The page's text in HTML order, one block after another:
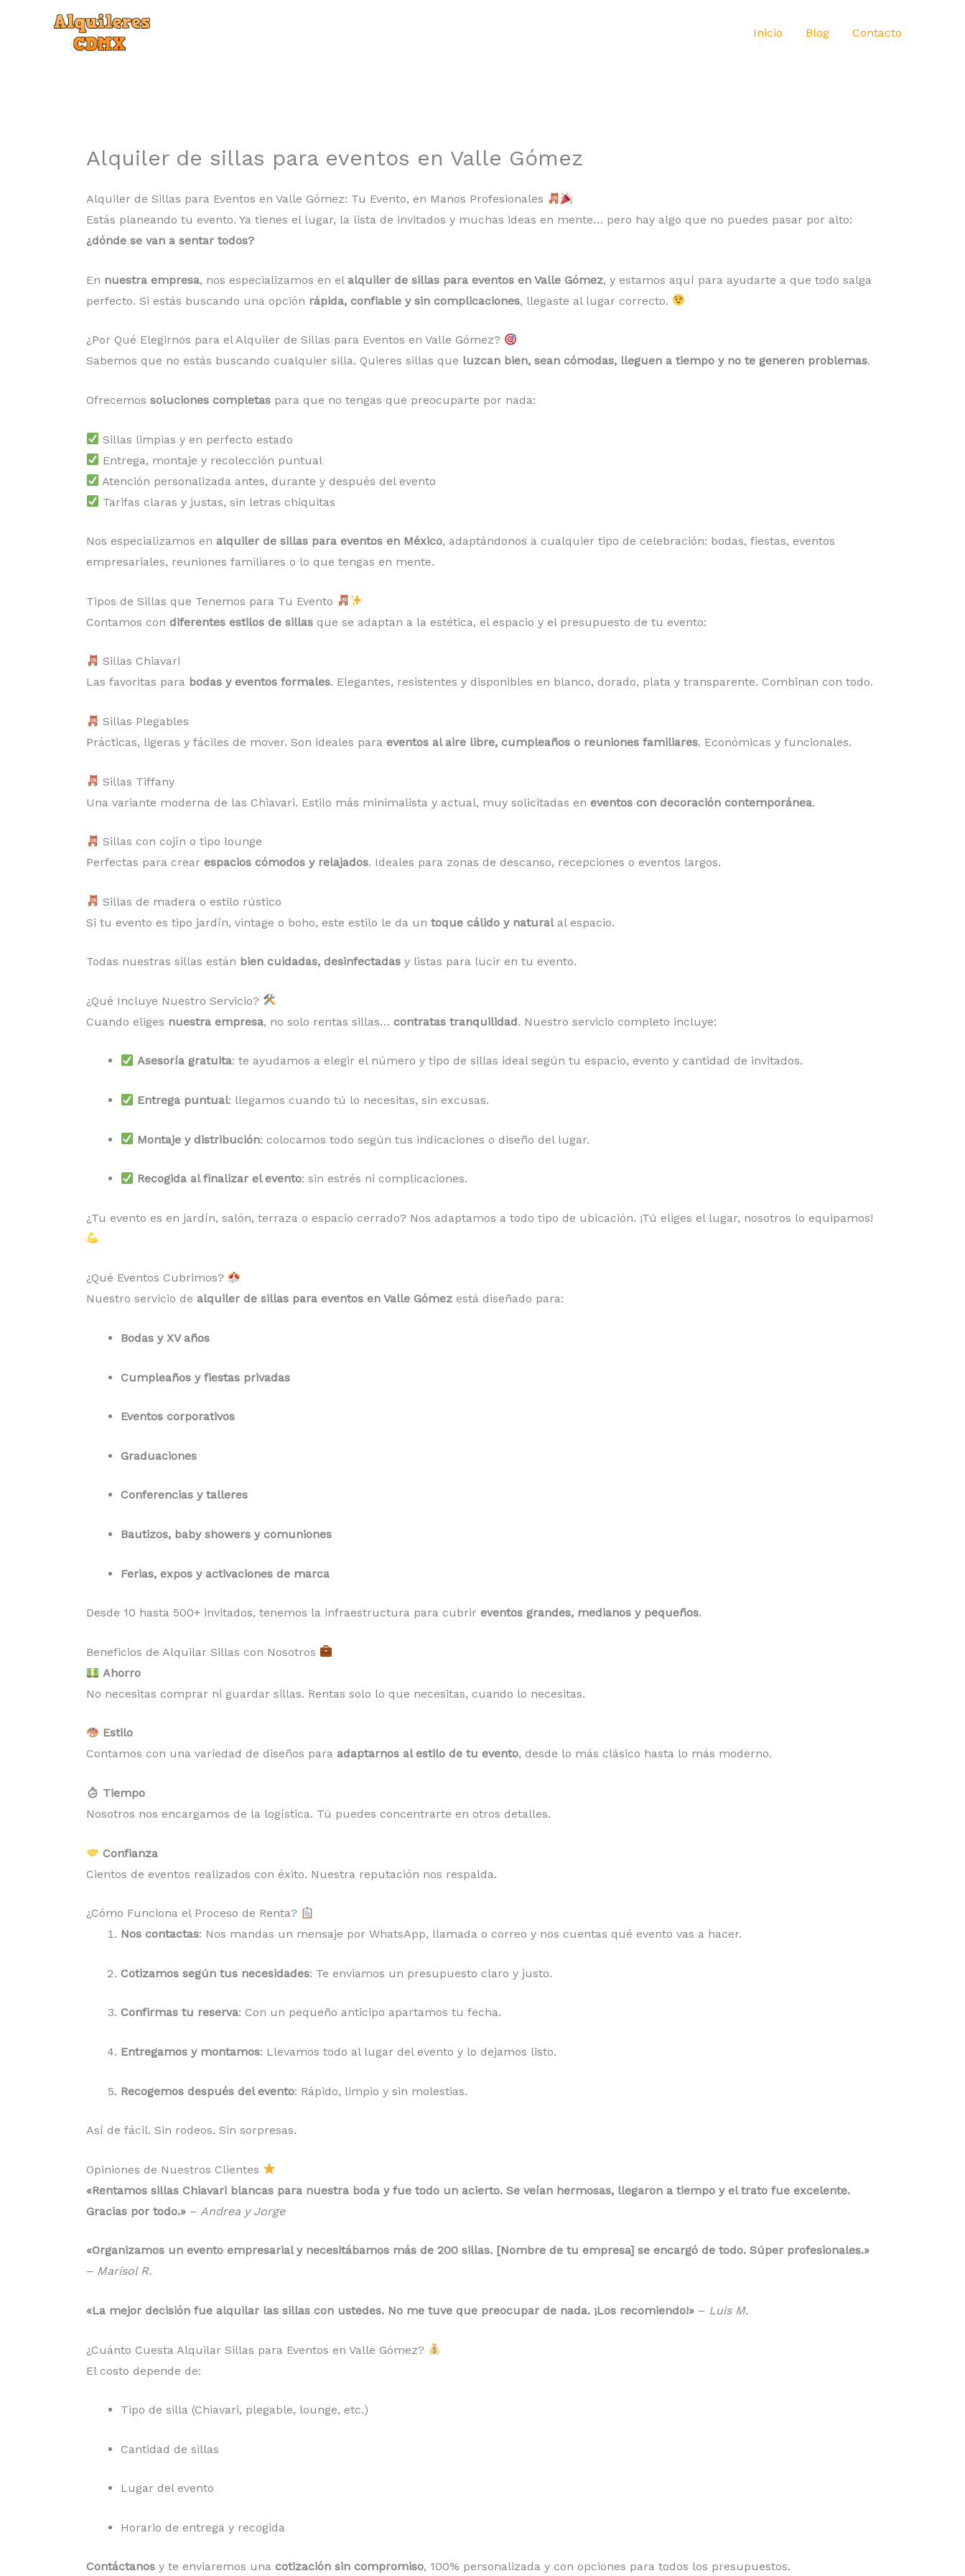
Inicio Blog Contacto
Alquiler de sillas para eventos en Valle Gómez
Alquiler de Sillas para Eventos en Valle Gómez: Tu Evento, en Manos Profesionales
Estás planeando tu evento. Ya tienes el lugar, la lista de invitados y muchas ideas en mente… pero hay algo que no puedes pasar por alto:
¿dónde se van a sentar todos?
En nuestra empresa, nos especializamos en el alquiler de sillas para eventos en Valle Gómez, y estamos aquí para ayudarte a que todo salga
perfecto. Si estás buscando una opción rápida, confiable y sin complicaciones, llegaste al lugar correcto.
¿Por Qué Elegirnos para el Alquiler de Sillas para Eventos en Valle Gómez?
Sabemos que no estás buscando cualquier silla. Quieres sillas que luzcan bien, sean cómodas, lleguen a tiempo y no te generen problemas.
Ofrecemos soluciones completas para que no tengas que preocuparte por nada:
Sillas limpias y en perfecto estado
Entrega, montaje y recolección puntual
Atención personalizada antes, durante y después del evento
Tarifas claras y justas, sin letras chiquitas
Nos especializamos en alquiler de sillas para eventos en México, adaptándonos a cualquier tipo de celebración: bodas, fiestas, eventos
empresariales, reuniones familiares o lo que tengas en mente.
Tipos de Sillas que Tenemos para Tu Evento
Contamos con diferentes estilos de sillas que se adaptan a la estética, el espacio y el presupuesto de tu evento:
Sillas Chiavari
Las favoritas para bodas y eventos formales. Elegantes, resistentes y disponibles en blanco, dorado, plata y transparente. Combinan con todo.
Sillas Plegables
Prácticas, ligeras y fáciles de mover. Son ideales para eventos al aire libre, cumpleaños o reuniones familiares. Económicas y funcionales.
Sillas Tiffany
Una variante moderna de las Chiavari. Estilo más minimalista y actual, muy solicitadas en eventos con decoración contemporánea.
Sillas con cojín o tipo lounge
Perfectas para crear espacios cómodos y relajados. Ideales para zonas de descanso, recepciones o eventos largos.
Sillas de madera o estilo rústico
Si tu evento es tipo jardín, vintage o boho, este estilo le da un toque cálido y naturalal espacio.
Todas nuestras sillas están bien cuidadas, desinfectadas y listas para lucir en tu evento.
¿Qué Incluye Nuestro Servicio?
Cuando eliges nuestra empresa, no solo rentas sillas… contratas tranquilidad. Nuestro servicio completo incluye:
Asesoría gratuita: te ayudamos a elegir el número y tipo de sillas ideal según tu espacio, evento y cantidad de invitados.
Entrega puntual: llegamos cuando tú lo necesitas, sin excusas.
Montaje y distribución: colocamos todo según tus indicaciones o diseño del lugar.
Recogida al finalizar el evento: sin estrés ni complicaciones.
¿Tu evento es en jardín, salón, terraza o espacio cerrado? Nos adaptamos a todo tipo de ubicación. ¡Tú eliges el lugar, nosotros lo equipamos!
¿Qué Eventos Cubrimos?
Nuestro servicio de alquiler de sillas para eventos en Valle Gómez está diseñado para:
Bodas y XV años
Cumpleaños y fiestas privadas
Eventos corporativos
Graduaciones
Conferencias y talleres
Bautizos, baby showers y comuniones
Ferias, expos y activaciones de marca
Desde 10 hasta 500+ invitados, tenemos la infraestructura para cubrir eventos grandes, medianos y pequeños.
Beneficios de Alquilar Sillas con Nosotros
Ahorro
No necesitas comprar ni guardar sillas. Rentas solo lo que necesitas, cuando lo necesitas.
Estilo
Contamos con una variedad de diseños para adaptarnos al estilo de tu evento, desde lo más clásico hasta lo más moderno.
Tiempo
Nosotros nos encargamos de la logística. Tú puedes concentrarte en otros detalles.
Confianza
Cientos de eventos realizados con éxito. Nuestra reputación nos respalda.
¿Cómo Funciona el Proceso de Renta?
Nos contactas: Nos mandas un mensaje por WhatsApp, llamada o correo y nos cuentas qué evento vas a hacer.
Cotizamos según tus necesidades: Te enviamos un presupuesto claro y justo.
Confirmas tu reserva: Con un pequeño anticipo apartamos tu fecha.
Entregamos y montamos: Llevamos todo al lugar del evento y lo dejamos listo.
Recogemos después del evento: Rápido, limpio y sin molestias.
Así de fácil. Sin rodeos. Sin sorpresas.
Opiniones de Nuestros Clientes
«Rentamos sillas Chiavari blancas para nuestra boda y fue todo un acierto. Se veían hermosas, llegaron a tiempo y el trato fue excelente.
Gracias por todo.» – Andrea y Jorge
«Organizamos un evento empresarial y necesitábamos más de 200 sillas. [Nombre de tu empresa] se encargó de todo. Súper profesionales.»
– Marisol R.
«La mejor decisión fue alquilar las sillas con ustedes. No me tuve que preocupar de nada. ¡Los recomiendo!» – Luis M.
¿Cuánto Cuesta Alquilar Sillas para Eventos en Valle Gómez?
El costo depende de:
Tipo de silla (Chiavari, plegable, lounge, etc.)
Cantidad de sillas
Lugar del evento
Horario de entrega y recogida
Contáctanos y te enviaremos una cotización sin compromiso, 100% personalizada y con opciones para todos los presupuestos.